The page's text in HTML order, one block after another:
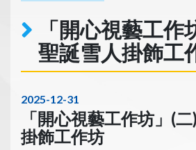
「開心視藝工作
聖誕雪人掛飾工
2025-12-31
「開心視藝工作坊」(
掛飾工作坊